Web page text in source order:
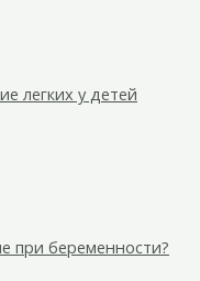
легких у детей
при беременности?